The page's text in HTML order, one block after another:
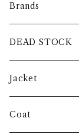
Brands
intch.
SHUREN
INVERTERE
DEAD STOCK
Jacket
Coat